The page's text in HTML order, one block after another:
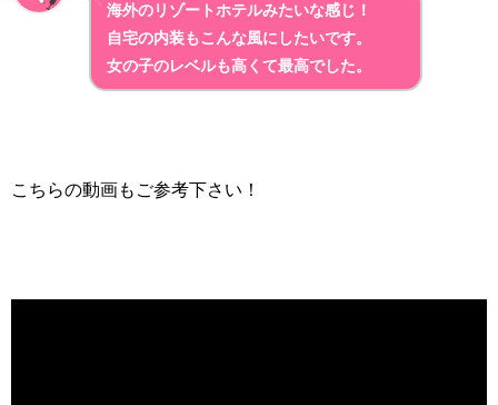
海外のリゾートホテルみたいな感じ！
自宅の内装もこんな風にしたいです。
女の子のレベルも高くて最高でした。
こちらの動画もご参考下さい！